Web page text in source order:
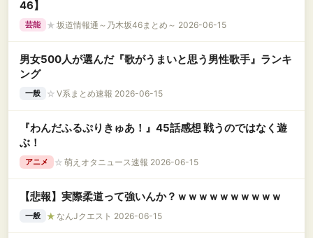
46】
芸能 ★ 坂道情報通～乃木坂46まとめ～ 2026-06-15
男女500人が選んだ『歌がうまいと思う男性歌手』ランキ
ング
一般 ☆ V系まとめ速報 2026-06-15
『わんだふるぷりきゅあ！』45話感想 戦うのではなく遊
ぶ！
アニメ ☆ 萌えオタニュース速報 2026-06-15
【悲報】実際柔道って強いんか？ｗｗｗｗｗｗｗｗｗｗ
一般 ★ なんJクエスト 2026-06-15